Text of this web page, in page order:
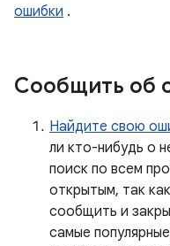
ошибки .
Сообщить об
Найдите свою
ли кто-нибудь о
поиск по всем
открытым, так
сообщить и
самые